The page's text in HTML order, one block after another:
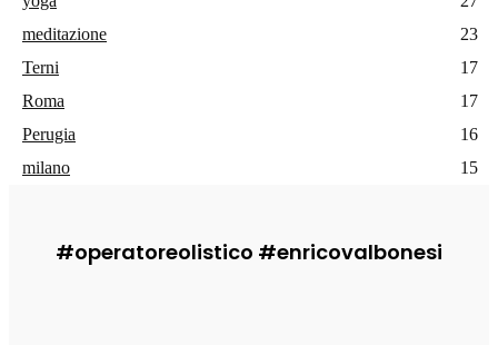
meditazione
23
Terni
17
Roma
17
Perugia
16
milano
15
#operatoreolistico #enricovalbonesi